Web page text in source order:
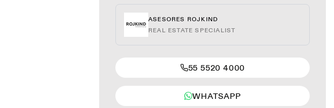
ASESORES ROJKIND
REAL ESTATE SPECIALIST
55 5520 4000
WHATSAPP